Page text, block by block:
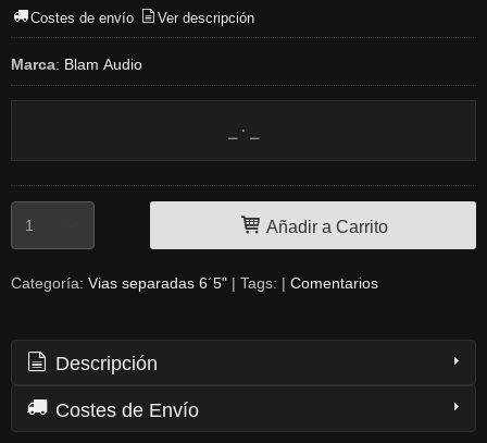
Costes de envío Ver descripción
Marca: Blam Audio
Añadir a Carrito
Categoría: Vias separadas 6´5" | Tags: | Comentarios
Descripción
Costes de Envío